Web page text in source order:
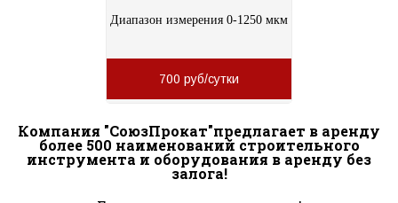
Диапазон измерения 0-1250 мкм
700 руб/сутки
Компания "СоюзПрокат"предлагает в аренду
более 500 наименований строительного
инструмента и оборудования в аренду без
залога!